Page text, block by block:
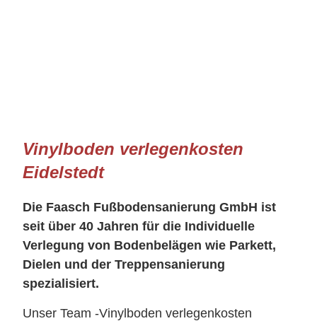
Vinylboden verlegenkosten
Eidelstedt
Die Faasch Fußbodensanierung GmbH ist
seit über 40 Jahren für die Individuelle
Verlegung von Bodenbelägen wie Parkett,
Dielen und der Treppensanierung
spezialisiert.
Unser Team -Vinylboden verlegenkosten